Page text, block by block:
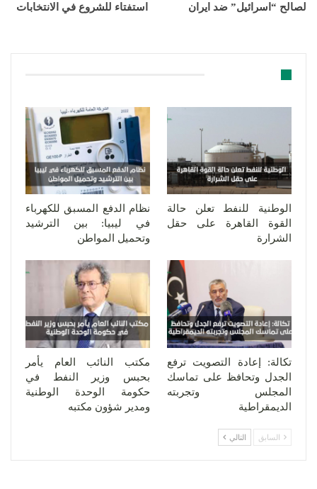
لصالح “اسرائيل” ضد ايران
استفتاء للشروع في الانتخابات
الوطنية للنفط تعلن حالة
القوة القاهرة على حقل
الشرارة
نظام الدفع المسبق للكهرباء
في ليبيا: بين الترشيد
وتحميل المواطن
تكالة: إعادة التصويت ترفع
الجدل وتحافظ على تماسك
المجلس وتجربته
الديمقراطية
مكتب النائب العام يأمر
بحبس وزير النفط في
حكومة الوحدة الوطنية
ومدير شؤون مكتبه
السابق التالي